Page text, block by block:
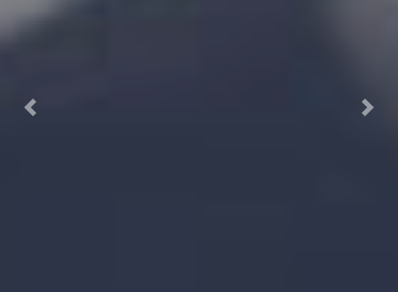
Previous Next